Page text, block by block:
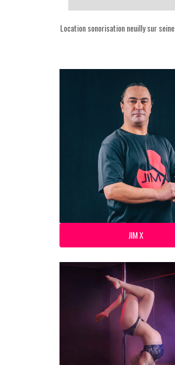
Location sonorisation neuilly sur seine,
JIM X